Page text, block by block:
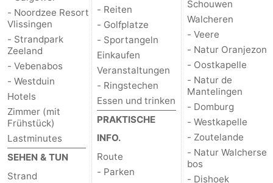
Schouwen
Natur
Oranjezon
-
Oostkapelle
-
Natur
de
Mantelingen
-
Domburg
-
Westkapelle
-
Zoutelande
-
Natur
-
- Noordzee Resort
Vlissingen
- Strandpark
Zeeland
- Vebenabos
- Westduin
Hotels
Zimmer (mit
Frühstück)
Lastminutes
SEHEN & TUN
Strand
- Reiten
- Golfplatze
- Sportangeln
Einkaufen
Veranstaltungen
- Ringstechen
Essen und trinken
PRAKTISCHE
INFO.
Route
- Parken
Schouwen
Walcheren
- Veere
- Natur Oranjezon
- Oostkapelle
- Natur de
Mantelingen
- Domburg
- Westkapelle
- Zoutelande
- Natur Walcherse
bos
- Dishoek